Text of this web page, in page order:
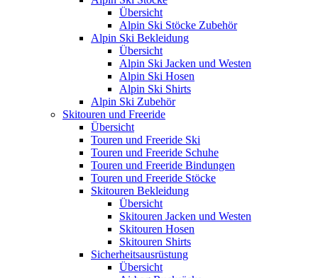
Übersicht
Alpin Ski Stöcke Zubehör
Alpin Ski Bekleidung
Übersicht
Alpin Ski Jacken und Westen
Alpin Ski Hosen
Alpin Ski Shirts
Alpin Ski Zubehör
Skitouren und Freeride
Übersicht
Touren und Freeride Ski
Touren und Freeride Schuhe
Touren und Freeride Bindungen
Touren und Freeride Stöcke
Skitouren Bekleidung
Übersicht
Skitouren Jacken und Westen
Skitouren Hosen
Skitouren Shirts
Sicherheitsausrüstung
Übersicht